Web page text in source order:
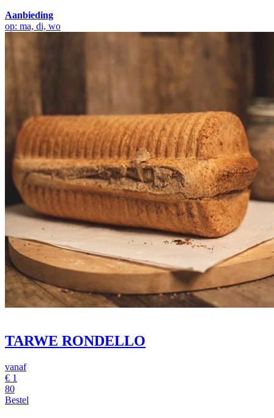
Aanbieding
op: ma, di, wo
TARWE RONDELLO
vanaf
€ 1
80
Bestel